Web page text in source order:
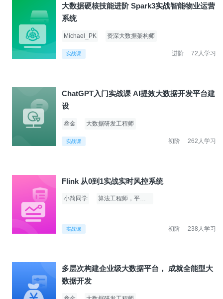
大数据硬核技能进阶 Spark3实战智能物业运营
系统
Michael_PK 资深大数据架构师
实战课 72人学习
进阶
ChatGPT入门实战课 AI提效大数据开发平台建
设
叁金 大数据研发工程师
实战课 262人学习
初阶
Flink 从0到1实战实时风控系统
小简同学 算法工程师，平台架构师
实战课 238人学习
初阶
多层次构建企业级大数据平台， 成就全能型大
数据开发